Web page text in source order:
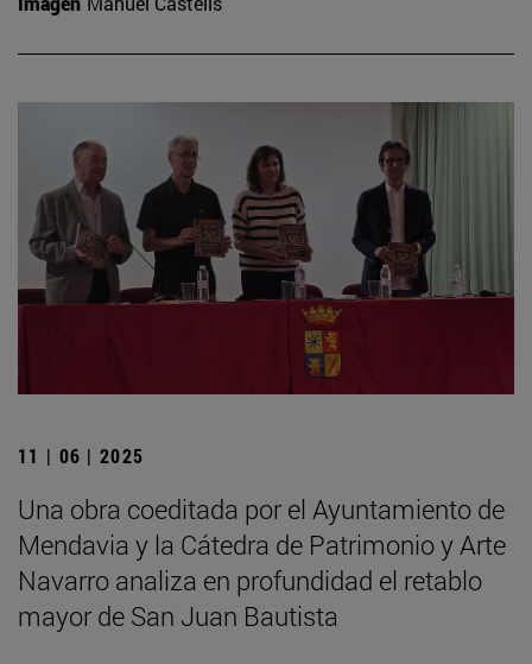
11 | 06 | 2025
Una obra coeditada por el Ayuntamiento de
Mendavia y la Cátedra de Patrimonio y Arte
Navarro analiza en profundidad el retablo
mayor de San Juan Bautista